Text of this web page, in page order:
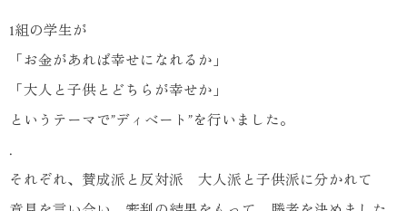
1組の学生が
「お金があれば幸せになれるか」
「大人と子供とどちらが幸せか」
というテーマで”ディベート”を行いました。
.
それぞれ、賛成派と反対派 大人派と子供派に分かれて